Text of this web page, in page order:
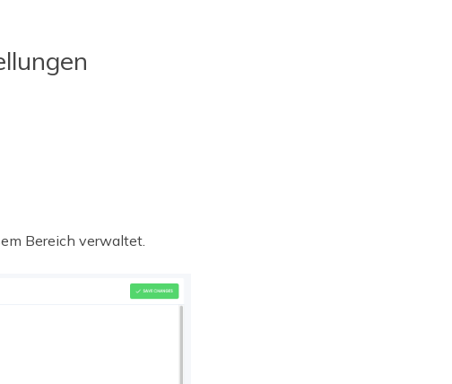
Bereich verwaltet.